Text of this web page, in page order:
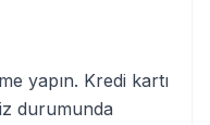
yapın. Kredi kartı
durumunda